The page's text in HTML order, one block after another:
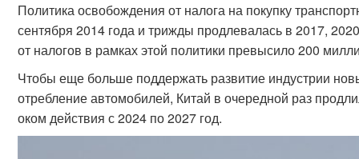
Политика освобождения от налога на покупку
сентября 2014 года и трижды продлевалась в 2017,
от налогов в рамках этой политики превысило 200
Чтобы еще больше поддержать развитие индустрии
отребление автомобилей, Китай в очередной раз
оком действия с 2024 по 2027 год.